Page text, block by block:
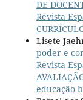
DE
Revista
Lisete
poder e
Revista
educação